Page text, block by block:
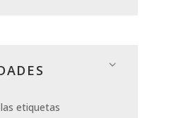
etiquetas